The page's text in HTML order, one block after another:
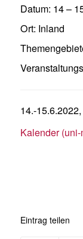
Datum: 14–
Ort: Inland
14.-
Kalender
Eintrag teilen